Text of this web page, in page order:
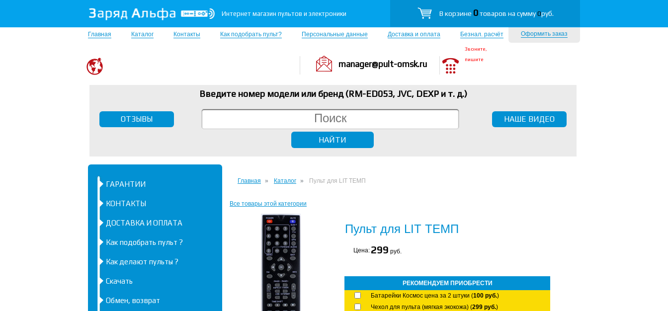
Интернет магазин пультов и электроники В корзине 0товаров на сумму0руб.
Оформить заказ
Главная Каталог Контакты Как подобрать пульт? Персональные данные Доставка и оплата Безнал. расчёт
manager@pult-omsk.ru
Звоните,
пишите
Введите номер модели или бренд (RM-ED053, JVC, DEXP и т. д.)
ОТЗЫВЫ НАШЕ ВИДЕО
Главная Каталог Пульт для LIT ТЕМП
Все товары этой категории
Пульт для LIT ТЕМП
Цена: 299 руб.
РЕКОМЕНДУЕМ ПРИОБРЕСТИ
Батарейки Космос цена за 2 штуки (100 руб.)
Чехол для пульта (мягкая экокожа) (299 руб.)
ГАРАНТИИ
КОНТАКТЫ
ДОСТАВКА И ОПЛАТА
Как подобрать пульт ?
Как делают пульты ?
Скачать
Обмен, возврат